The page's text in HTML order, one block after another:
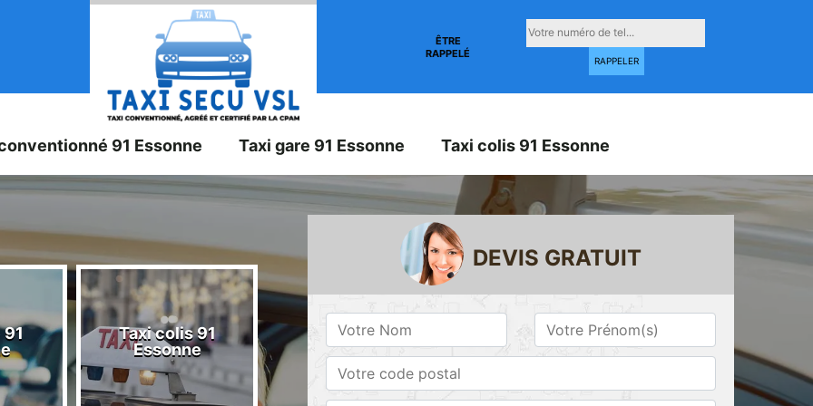
ÊTRE
RAPPELÉ
91 Essonne Taxi gare 91 Essonne Taxi colis 91 Essonne
91
Taxi colis 91
Essonne
Taxi 91 Essonne
Taxi conventionné
91 Essonne
Essonne
DEVIS GRATUIT